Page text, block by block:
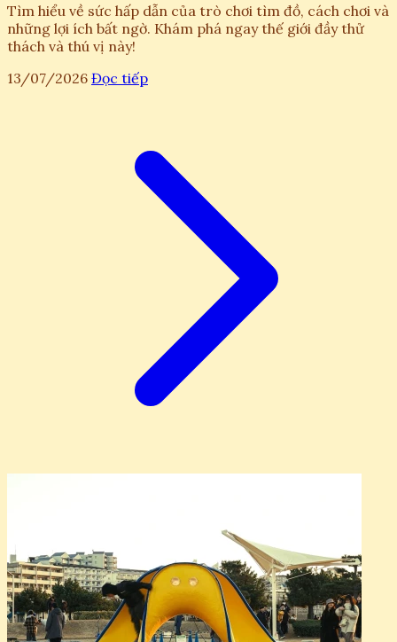
Tìm hiểu về sức hấp dẫn của trò chơi tìm đồ, cách chơi và
những lợi ích bất ngờ. Khám phá ngay thế giới đầy thử
thách và thú vị này!
13/07/2026 Đọc tiếp